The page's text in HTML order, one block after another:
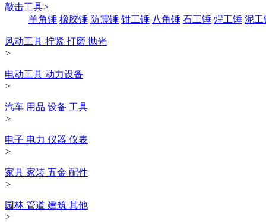
敲击工具>
羊角锤 橡胶锤 防震锤 钳工锤 八角锤 石工锤 焊工锤 泥工
风动工具 拧紧 打磨 抛光
>
电动工具 动力设备
>
汽车 用品 设备 工具
>
电子 电力 仪器 仪表
>
家具 家装 五金 配件
>
园林 管道 建筑 其他
>